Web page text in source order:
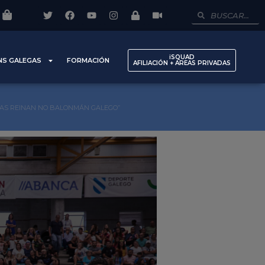
GALEGAS FORMACIÓN iSQUAD
AFILIACIÓN + AREAS PRIVADAS
REINAN NO BALONMÁN GALEGO”